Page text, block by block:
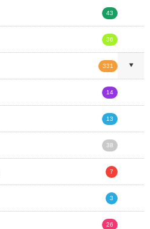
43
36
331
14
13
38
7
3
26